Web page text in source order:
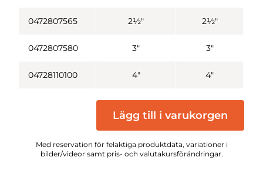
0472807565 2½" 2½"
0472807580 3" 3"
04728110100 4" 4"
Lägg till i varukorgen
Med reservation för felaktiga produktdata, variationer i
bilder/videor samt pris- och valutakursförändringar.